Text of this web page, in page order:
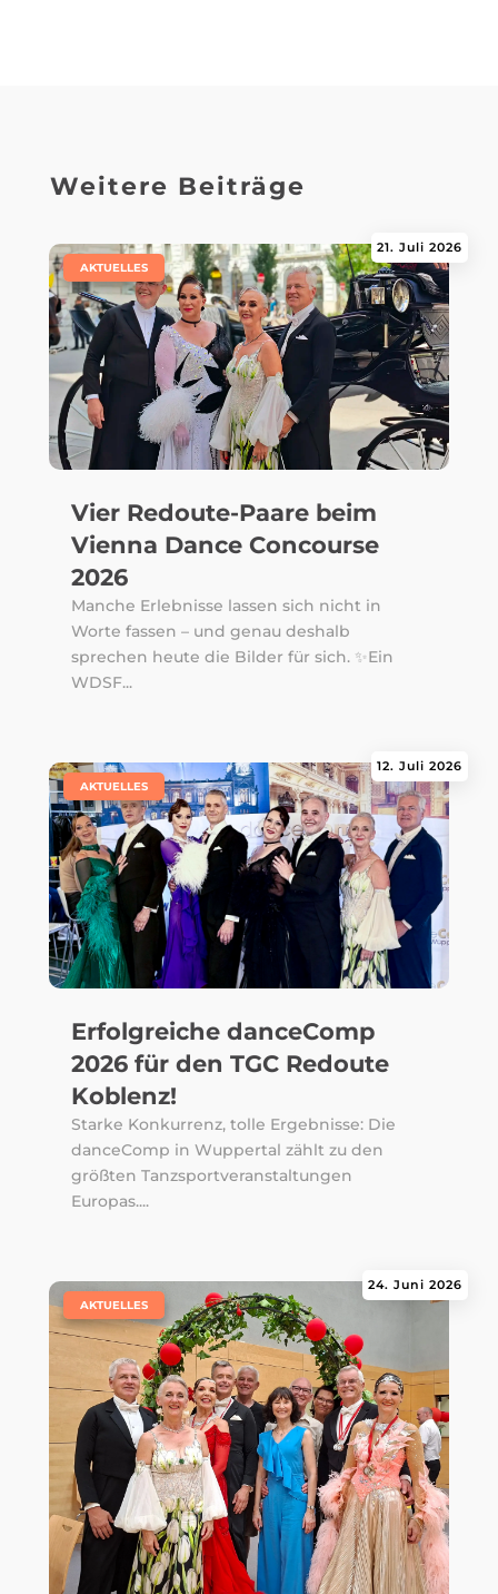
Weitere Beiträge
Vier Redoute-Paare beim
Vienna Dance Concourse
2026
21. Juli 2026
AKTUELLES
Manche Erlebnisse lassen sich nicht in
Worte fassen – und genau deshalb
sprechen heute die Bilder für sich. ✨Ein
WDSF...
Erfolgreiche danceComp
2026 für den TGC Redoute
Koblenz!
12. Juli 2026
AKTUELLES
Starke Konkurrenz, tolle Ergebnisse: Die
danceComp in Wuppertal zählt zu den
größten Tanzsportveranstaltungen
Europas....
24. Juni 2026
AKTUELLES